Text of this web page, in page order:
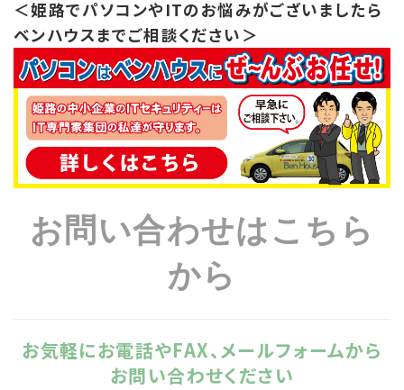
＜姫路でパソコンやITのお悩みがございましたら
ベンハウスまでご相談ください＞
お問い合わせはこちら
から
お気軽にお電話やFAX、メールフォームから
お問い合わせください